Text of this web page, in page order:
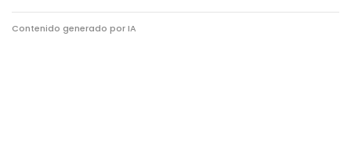
Contenido generado por IA